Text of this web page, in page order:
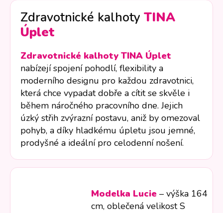
Zdravotnické kalhoty TINA
Úplet
Zdravotnické kalhoty TINA Úplet
nabízejí spojení pohodlí, flexibility a
moderního designu pro každou zdravotnici,
která chce vypadat dobře a cítit se skvěle i
během náročného pracovního dne. Jejich
úzký střih zvýrazní postavu, aniž by omezoval
pohyb, a díky hladkému úpletu jsou jemné,
prodyšné a ideální pro celodenní nošení.
Modelka Lucie – výška 164
cm, oblečená velikost S